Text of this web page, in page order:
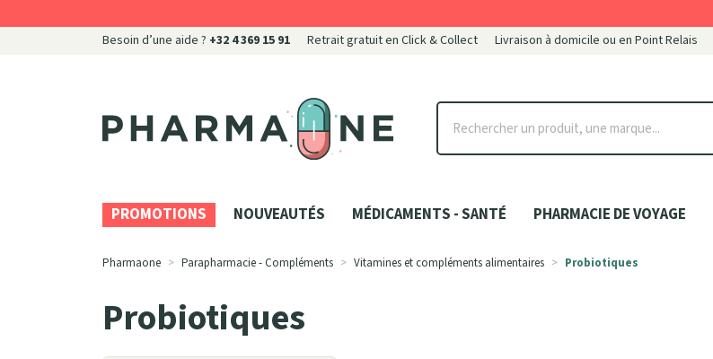
Besoin d’une aide ? +32 4 369 15 91 Retrait gratuit en Click & Collect Livraison à domicile ou en Point Relais
Pharmaone Votre pharmacie en ligne à votre service
PROMOTIONS NOUVEAUTÉS MÉDICAMENTS - SANTÉ PHARMACIE DE VOYAGE
Pharmaone Parapharmacie - Compléments Vitamines et compléments alimentaires Probiotiques
Probiotiques